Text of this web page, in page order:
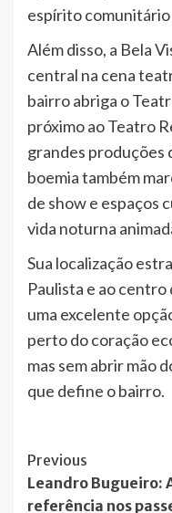
espírito comunitário
Além disso, a Bela
central na cena
bairro abriga o
próximo ao Teatro
grandes produções
boemia também
de show e espaços
vida noturna
Sua localização
Paulista e ao centro
uma excelente
perto do coração
mas sem abrir mão
que define o bairro.
Post
Previous
Leandro Bugueiro:
referência nos